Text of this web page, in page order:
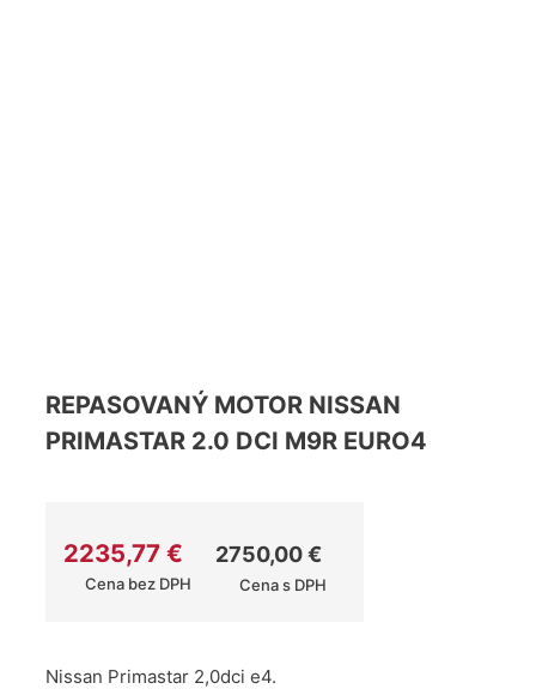
REPASOVANÝ MOTOR NISSAN
PRIMASTAR 2.0 DCI M9R EURO4
2235,77 €
Cena bez DPH
2750,00€
Cena s DPH
Nissan Primastar 2,0dci e4.